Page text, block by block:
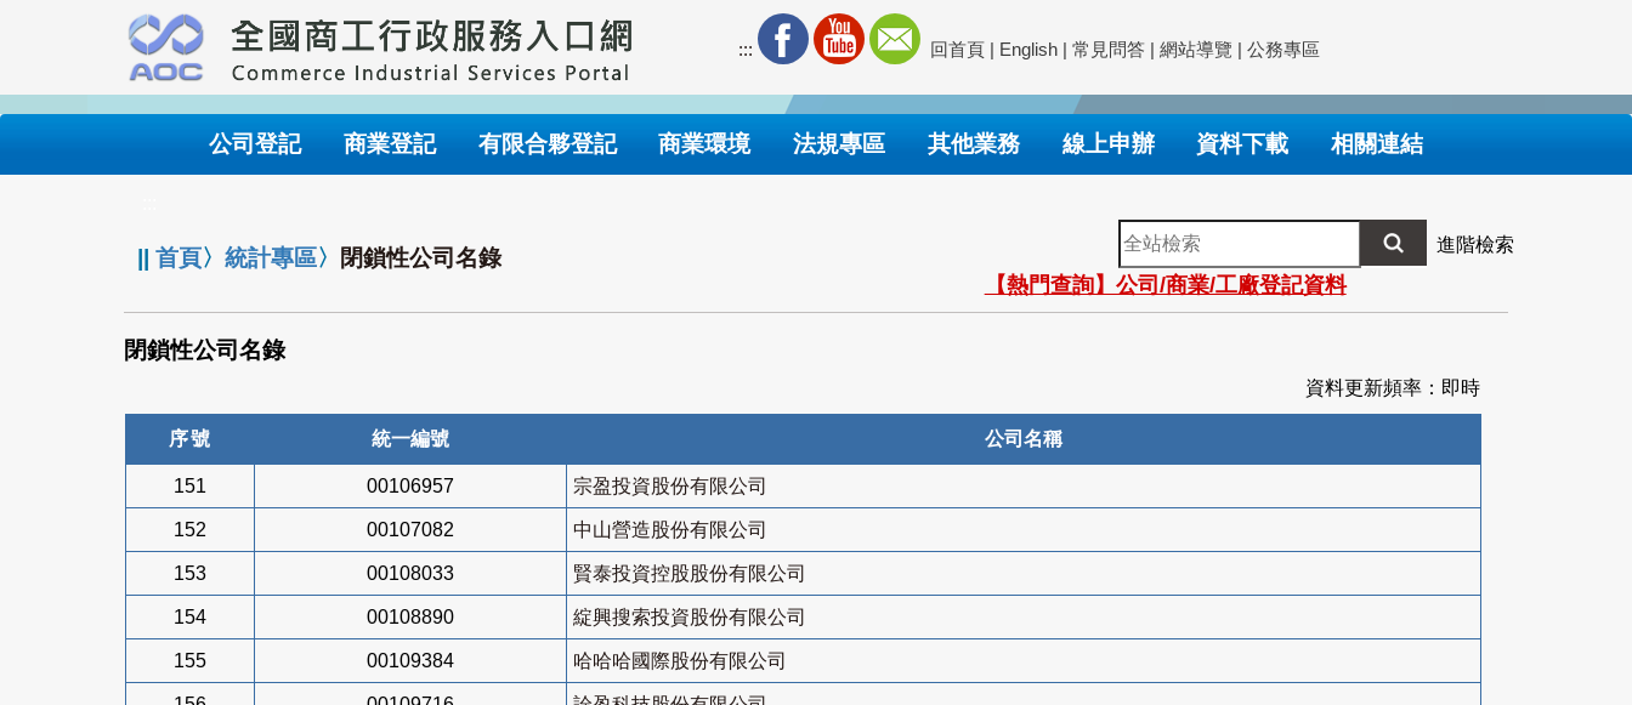
要
內
::: 回首頁 | English | 常見問答 | 網站導覽 | 公務專區
公司登記 商業登記 有限合夥登記 商業環境 法規專區 其他業務 線上申辦 資料下載 相關連結
||首頁〉統計專區〉 閉鎖性公司名錄
全
站
檢
索
進階檢索
【熱門查詢】公司/商業/工廠登記資料
閉鎖性公司名錄
資料更新頻率：即時
序號 統一編號 公司名稱
151 00106957 宗盈投資股份有限公司
152 00107082 中山營造股份有限公司
153 00108033 賢泰投資控股股份有限公司
154 00108890 綻興搜索投資股份有限公司
155 00109384 哈哈哈國際股份有限公司